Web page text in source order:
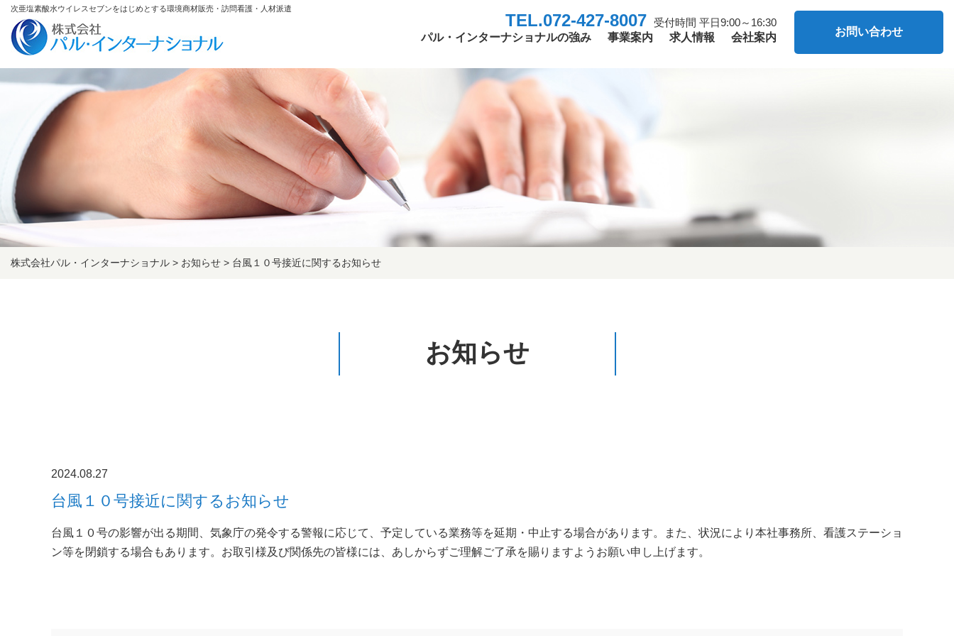
次亜塩素酸水ウイレスセブンをはじめとする環境商材販売・訪問看護・人材派遣
お問い合わせ
TEL.072-427-8007
受付時間 平日9:00～16:30
パル・インターナショナルの強み
事業案内 求人情報 会社案内
株式会社パル・インターナショナル > お知らせ > 台風１０号接近に関するお知らせ
お知らせ
2024.08.27
台風１０号接近に関するお知らせ
台風１０号の影響が出る期間、気象庁の発令する警報に応じて、予定している業務等を延期・中止する場合があります。また、状況により本社事務所、看護ステーショ
ン等を閉鎖する場合もあります。お取引様及び関係先の皆様には、あしからずご理解ご了承を賜りますようお願い申し上げます。